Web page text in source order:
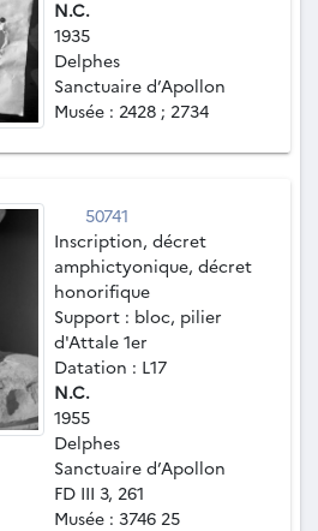
N.C.
1935
Delphes
Sanctuaire d’Apollon
Musée : 2428 ; 2734
50741
Inscription, décret
amphictyonique, décret
honorifique
Support : bloc, pilier
d'Attale 1er
Datation : L17
N.C.
1955
Delphes
Sanctuaire d’Apollon
FD III 3, 261
Musée : 3746 25